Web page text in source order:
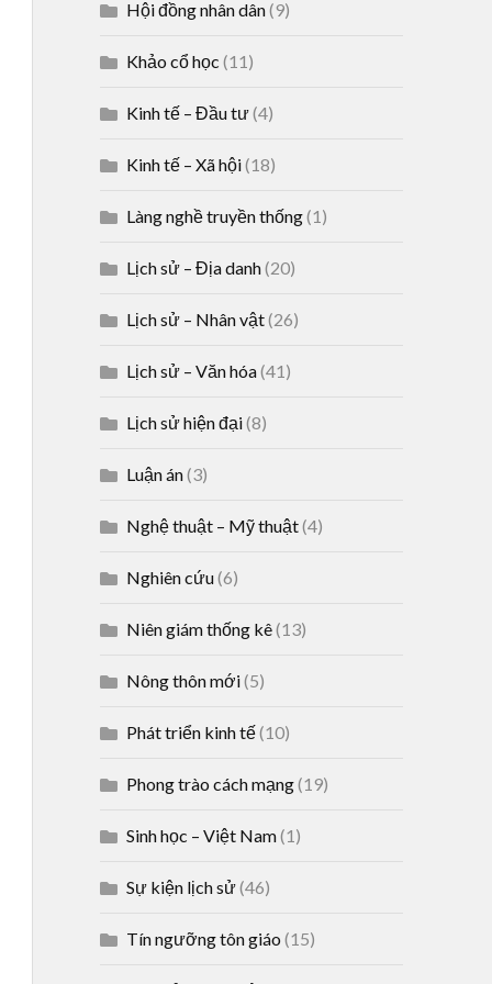
Hội đồng nhân dân(9)
Khảo cổ học (11)
Kinh tế – Đầu tư(4)
Kinh tế – Xã hội(18)
Làng nghề truyền thống(1)
Lịch sử – Địa danh(20)
Lịch sử – Nhân vật(26)
Lịch sử – Văn hóa(41)
Lịch sử hiện đại(8)
Luận án(3)
Nghệ thuật – Mỹ thuật(4)
Nghiên cứu(6)
Niên giám thống kê(13)
Nông thôn mới(5)
Phát triển kinh tế(10)
Phong trào cách mạng(19)
Sinh học – Việt Nam(1)
Sự kiện lịch sử(46)
Tín ngưỡng tôn giáo (15)